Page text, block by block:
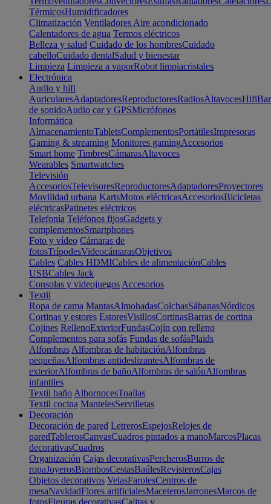
TérmicosHumidificadores
Climatización Ventiladores Aire acondicionado
Calentadores de agua Termos eléctricos
Belleza y salud Cuidado de los hombresCuidado
cabelloCuidado dentalSalud y bienestar
Limpieza Limpieza a vaporRobot limpiacristales
Electrónica
Audio y hifi
AuricularesAdaptadoresReproductoresRadiosAltavocesHifi
de sonidoAudio car y GPSMicrófonos
Informática
AlmacenamientoTabletsComplementosPortátilesImpresoras
Gaming & streaming Monitores gamingAccesorios
Smart home TimbresCámarasAltavoces
Wearables Smartwatches
Televisión
AccesoriosTelevisoresReproductoresAdaptadoresProyectores
Movilidad urbana KartsMotos eléctricasAccesoriosBicicletas
eléctricasPatinetes eléctricos
Telefonía Teléfonos fijosGadgets y
complementosSmartphones
Foto y vídeo Cámaras de
fotosTrípodesVideocámarasObjetivos
Cables Cables HDMICables de alimentaciónCables
USBCables Jack
Consolas y videojuegos Accesorios
Textil
Ropa de cama MantasAlmohadasColchasSábanasNórdicos
Cortinas y estores EstoresVisillosCortinasBarras de cortina
Cojines RellenoExteriorFundasCojín con relleno
Complementos para sofás Fundas de sofásPlaids
Alfombras Alfombras de habitaciónAlfombras
pequeñasAlfombras antideslizantesAlfombras de
exteriorAlfombras de bañoAlfombras de salónAlfombras
infantiles
Textil baño AlbornocesToallas
Textil cocina MantelesServilletas
Decoración
Decoración de pared LetrerosEspejosRelojes de
paredTablerosCanvasCuadros pintados a manoMarcosPlacas
decorativasCuadros
Organización Cajas decorativasPercherosBurros de
ropaJoyerosBiombosCestasBaúlesRevisterosCajas
Objetos decorativos VelasFarolesCentros de
mesaNavidadFlores artificialesMaceterosJarronesMarcos de
fotosFiguras decorativasCajitas y